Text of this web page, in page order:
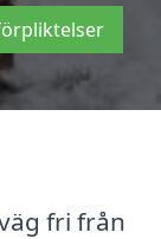
fri från